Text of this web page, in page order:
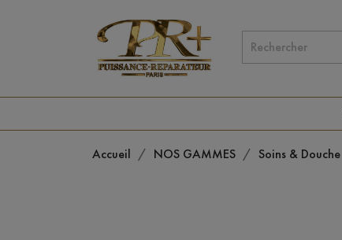
Accueil NOS GAMMES Soins & Douche